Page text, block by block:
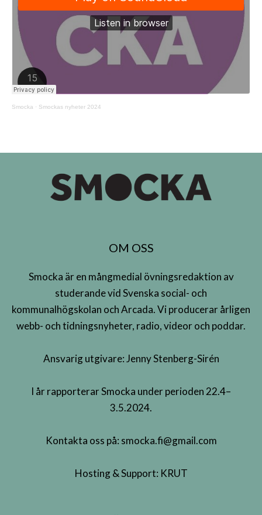
Smocka · Smockas nyheter 2024
OM OSS
Smocka är en mångmedial övningsredaktion av
studerande vid Svenska social- och
kommunalhögskolan och Arcada. Vi producerar årligen
webb- och tidningsnyheter, radio, videor och poddar.
Ansvarig utgivare: Jenny Stenberg-Sirén
I år rapporterar Smocka under perioden 22.4–
3.5.2024.
Kontakta oss på: smocka.fi@gmail.com
Hosting & Support: KRUT